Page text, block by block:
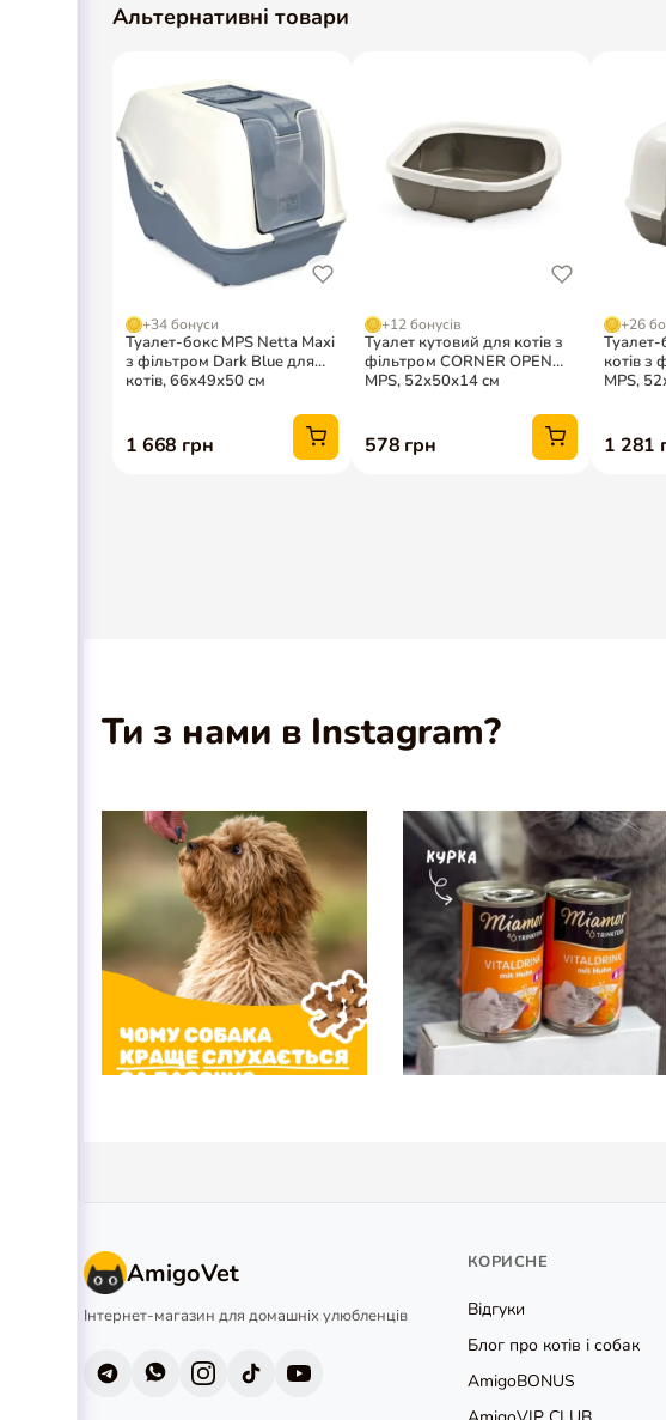
Альтернативні товари
Ти з нами в Instagram?
AmigoVet
Інтернет-магазин для домашніх улюбленців
КОРИСНЕ
Відгуки
Блог про котів і собак
AmigoBONUS